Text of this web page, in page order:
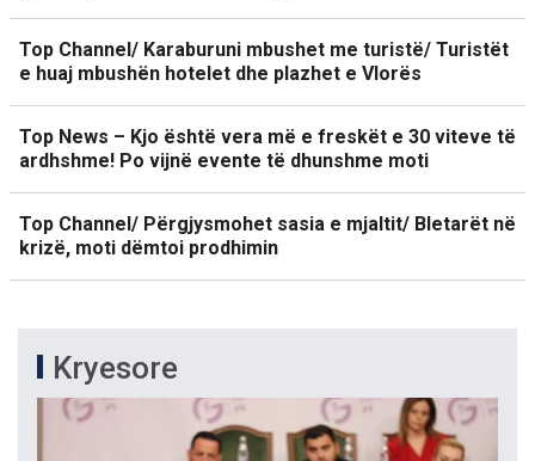
Top Channel/ Karaburuni mbushet me turistë/ Turistët
e huaj mbushën hotelet dhe plazhet e Vlorës
Top News – Kjo është vera më e freskët e 30 viteve të
ardhshme! Po vijnë evente të dhunshme moti
Top Channel/ Përgjysmohet sasia e mjaltit/ Bletarët në
krizë, moti dëmtoi prodhimin
Kryesore